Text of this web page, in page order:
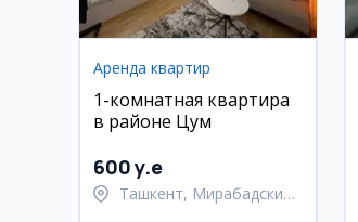
Аренда квартир
1-комнатная квартира
в районе Цум
600 y.e
Ташкент, Мирабадский